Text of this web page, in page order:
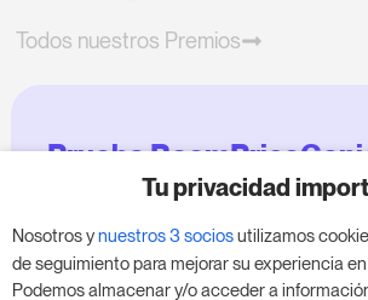
Todos nuestros Premios
Prueba
negocio
Aprovecha nuestra prueba de 14
negocio, sin compromiso.
Tu privacidad
Nosotros ynuestros 3 sociosutilizamos
de seguimiento para mejorar su experiencia
Podemos almacenar y/o acceder a